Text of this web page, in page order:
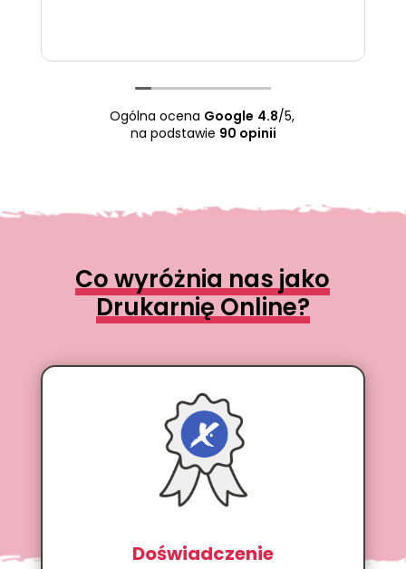
Ogólna ocena Google 4.8/5,
na podstawie 90 opinii
Co wyróżnia nas jako
Drukarnię Online?
Doświadczenie